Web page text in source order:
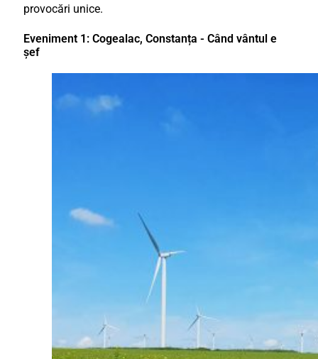
provocări unice.
Eveniment 1: Cogealac, Constanța - Când vântul e
șef